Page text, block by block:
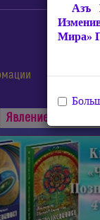
Явлениe Матери
Азъ
Мира»